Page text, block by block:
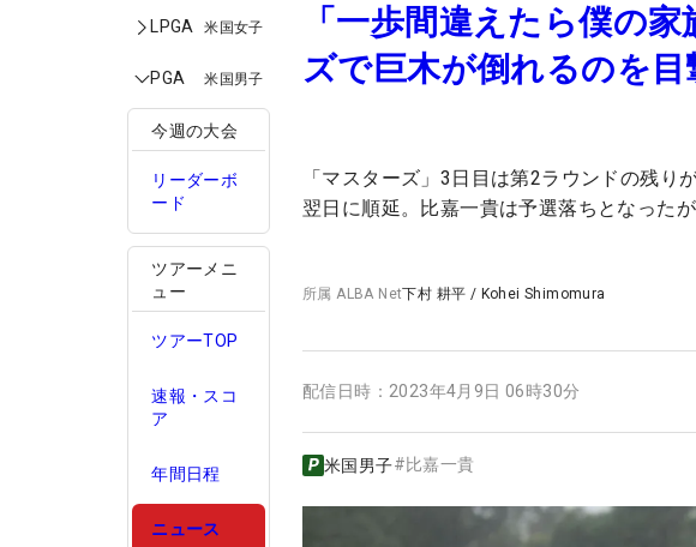
LPGA 米国女子
PGA 米国男子
今週の大会
リーダーボ
ード
ツアーメニ
ュー
ツアーTOP
速報・スコ
ア
年間日程
ニュース
「一歩間違えたら僕の
ズで巨木が倒れるのを目
「マスターズ」3日目は第2ラウンドの残
翌日に順延。比嘉一貴は予選落ちとなった
所属ALBA Net下村 耕平 / Kohei Shimomura
配信日時： 2023年4月9日 06時30分
米国男子#比嘉一貴